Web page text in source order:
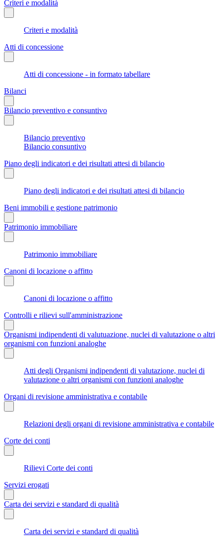
Criteri e modalità
Criteri e modalità
Atti di concessione
Atti di concessione - in formato tabellare
Bilanci
Bilancio preventivo e consuntivo
Bilancio preventivo
Bilancio consuntivo
Piano degli indicatori e dei risultati attesi di bilancio
Piano degli indicatori e dei risultati attesi di bilancio
Beni immobili e gestione patrimonio
Patrimonio immobiliare
Patrimonio immobiliare
Canoni di locazione o affitto
Canoni di locazione o affitto
Controlli e rilievi sull'amministrazione
Organismi indipendenti di valutuazione, nuclei di valutazione o altri
organismi con funzioni analoghe
Atti degli Organismi indipendenti di valutazione, nuclei di
valutazione o altri organismi con funzioni analoghe
Organi di revisione amministrativa e contabile
Relazioni degli organi di revisione amministrativa e contabile
Corte dei conti
Rilievi Corte dei conti
Servizi erogati
Carta dei servizi e standard di qualità
Carta dei servizi e standard di qualità